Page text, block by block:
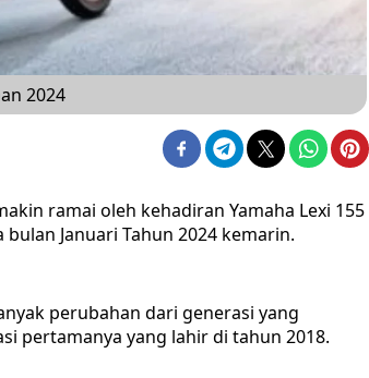
2024
ramai oleh kehadiran Yamaha Lexi 155
Januari Tahun 2024 kemarin.
perubahan dari generasi yang
pertamanya yang lahir di tahun 2018.